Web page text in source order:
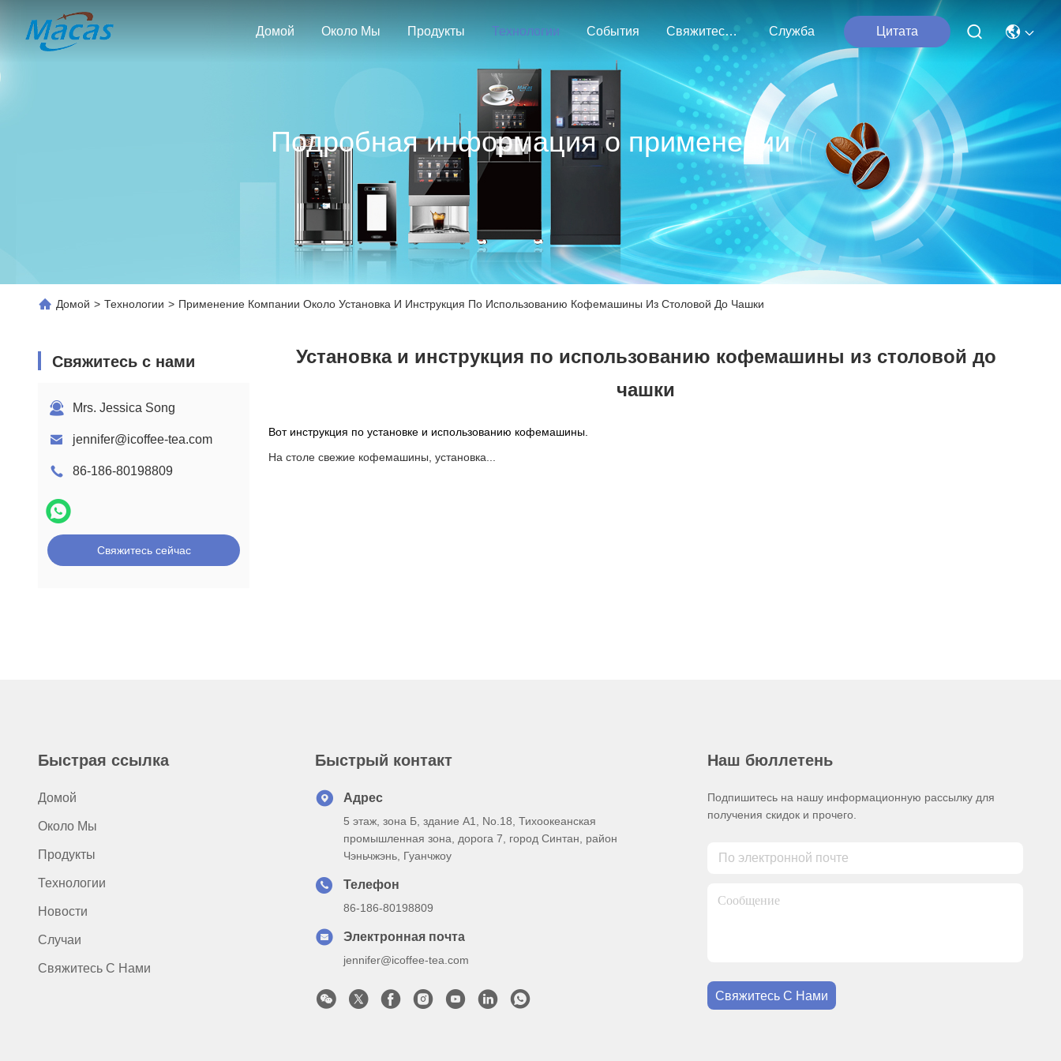
Домой Около Мы Продукты Технологии События Свяжитесь С Нами Служба Цитата
Подробная информация о применении
Домой > Технологии > Применение Компании Около Установка И Инструкция По Использованию Кофемашины Из Столовой До Чашки
Свяжитесь с нами
Mrs. Jessica Song
jennifer@icoffee-tea.com
86-186-80198809
Свяжитесь сейчас
Установка и инструкция по использованию кофемашины из столовой до
чашки
Вот инструкция по установке и использованию кофемашины.
На столе свежие кофемашины, установка...
Быстрая ссылка
Домой
Около Мы
Продукты
Технологии
Новости
Случаи
Свяжитесь С Нами
Быстрый контакт
Адрес
5 этаж, зона Б, здание А1, No.18, Тихоокеанская
промышленная зона, дорога 7, город Синтан, район
Чэньчжэнь, Гуанчжоу
Телефон
86-186-80198809
Электронная почта
jennifer@icoffee-tea.com
Наш бюллетень
Подпишитесь на нашу информационную рассылку для
получения скидок и прочего.
Свяжитесь С Нами